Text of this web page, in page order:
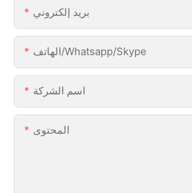
بريد إلكتروني
الهاتف/Whatsapp/Skype
اسم الشركة
المحتوى